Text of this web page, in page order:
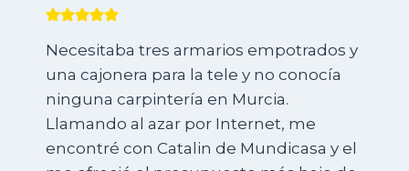
Necesitaba tres armarios empotrados y
una cajonera para la tele y no conocía
ninguna carpintería en Murcia.
Llamando al azar por Internet, me
encontré con Catalin de Mundicasa y el